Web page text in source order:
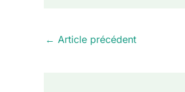
← Article précédent